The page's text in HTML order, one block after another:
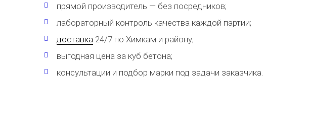
прямой производитель — без посредников;
лабораторный контроль качества каждой партии;
доставка 24/7 по Химкам и району;
выгодная цена за куб бетона;
консультации и подбор марки под задачи заказчика.